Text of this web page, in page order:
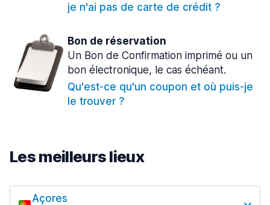
je n'ai pas de carte de crédit ?
Bon de réservation
Un Bon de Confirmation imprimé ou un
bon électronique, le cas échéant.
Qu'est-ce qu'un coupon et où puis-je
le trouver ?
Les meilleurs lieux
Açores